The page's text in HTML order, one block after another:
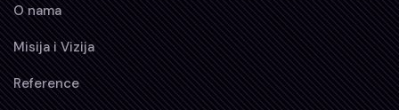
O nama
Misija i Vizija
Reference